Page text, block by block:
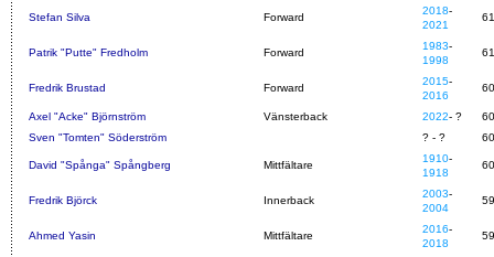
Stefan Silva Forward
2018-
2021
61
Patrik "Putte" Fredholm Forward
1983-
1998
61
Fredrik Brustad Forward
2015-
2016
60
Axel "Acke" Björnström Vänsterback 2022- ?
60
Sven "Tomten" Söderström
? - ? 60
David "Spånga" Spångberg Mittfältare
1910-
1918
60
Fredrik Björck Innerback
2003-
2004
59
Ahmed Yasin Mittfältare
2016-
2018
59